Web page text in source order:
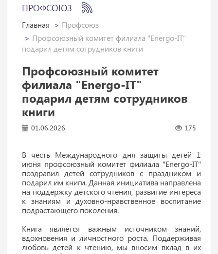
ПРОФСОЮЗ
Главная
Профсоюз
Профсоюзный комитет филиала "Energo-IT"
подарил детям сотрудников книги
Профсоюзный комитет
филиала "Energo-IT"
подарил детям сотрудников
книги
01.06.2026 175
В честь Международного дня защиты детей 1
июня профсоюзный комитет филиала "Energo-IT"
поздравил детей сотрудников с праздником и
подарил им книги. Данная инициатива направлена
на поддержку детского чтения, развитие интереса
к знаниям и духовно-нравственное воспитание
подрастающего поколения.
Книга является важным источником знаний,
вдохновения и личностного роста. Поддерживая
любовь детей к чтению, мы вносим вклад в их